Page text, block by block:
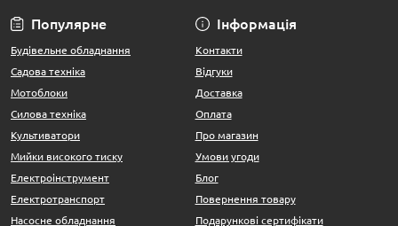
Популярне
Будівельне обладнання
Садова техніка
Мотоблоки
Силова техніка
Культиватори
Мийки високого тиску
Електроінструмент
Електротранспорт
Насосне обладнання
Інформація
Контакти
Відгуки
Доставка
Оплата
Про магазин
Умови угоди
Блог
Повернення товару
Подарункові сертифікати